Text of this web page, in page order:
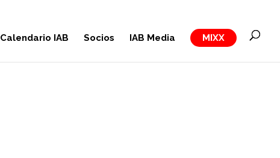
Calendario IAB Socios IAB Media MIXX